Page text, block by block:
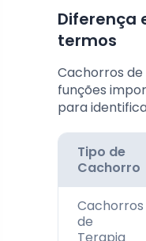
Diferença
termos
Cachorros
funções
para
Tipo de
Cachorro
Cachorros
de